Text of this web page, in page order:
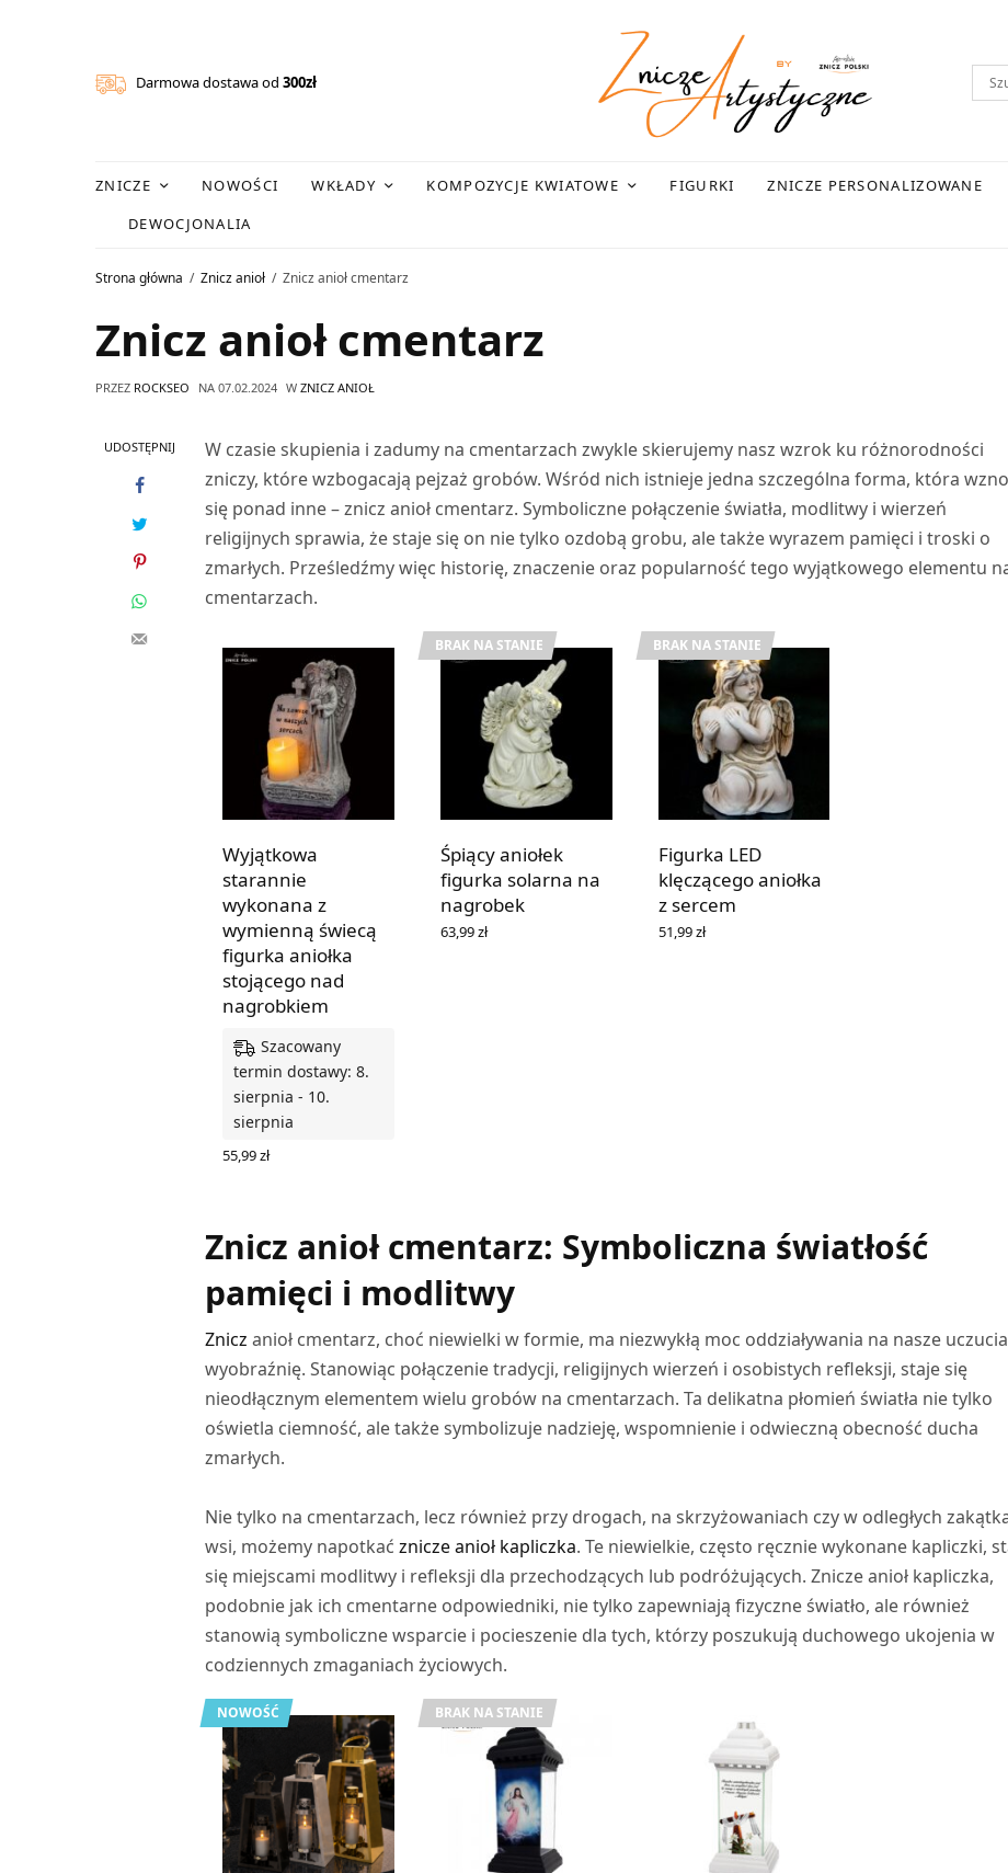
Darmowa dostawa od300zł
ZNICZE NOWOŚCI WKŁADY KOMPOZYCJE KWIATOWE FIGURKI ZNICZE PERSONALIZOWANE
DEWOCJONALIA
Strona główna Znicz anioł Znicz anioł cmentarz
Znicz anioł cmentarz
PRZEZ ROCKSEO NA 07.02.2024 W ZNICZ ANIOŁ
UDOSTĘPNIJ
W czasie skupienia i zadumy na cmentarzach zwykle skierujemy nasz wzrok ku różnorodności
zniczy, które wzbogacają pejzaż grobów. Wśród nich istnieje jedna szczególna forma, która
się ponad inne – znicz anioł cmentarz. Symboliczne połączenie światła, modlitwy i wierzeń
religijnych sprawia, że staje się on nie tylko ozdobą grobu, ale także wyrazem pamięci i troski o
zmarłych. Prześledźmy więc historię, znaczenie oraz popularność tego wyjątkowego elementu
cmentarzach.
Wyjątkowa
starannie
wykonana z
wymienną świecą
figurka aniołka
stojącego nad
nagrobkiem
Szacowany
termin dostawy: 8.
sierpnia - 10.
sierpnia
55,99zł
BRAK NA STANIE
Śpiący aniołek
figurka solarna na
nagrobek
63,99zł
BRAK NA STANIE
Figurka LED
klęczącego aniołka
z sercem
51,99zł
Znicz anioł cmentarz: Symboliczna światłość
pamięci i modlitwy
Znicz anioł cmentarz, choć niewielki w formie, ma niezwykłą moc oddziaływania na nasze
wyobraźnię. Stanowiąc połączenie tradycji, religijnych wierzeń i osobistych refleksji, staje się
nieodłącznym elementem wielu grobów na cmentarzach. Ta delikatna płomień światła nie tylko
oświetla ciemność, ale także symbolizuje nadzieję, wspomnienie i odwieczną obecność ducha
zmarłych.
Nie tylko na cmentarzach, lecz również przy drogach, na skrzyżowaniach czy w odległych
wsi, możemy napotkaćznicze anioł kapliczka. Te niewielkie, często ręcznie wykonane kapliczki,
się miejscami modlitwy i refleksji dla przechodzących lub podróżujących. Znicze anioł kapliczka,
podobnie jak ich cmentarne odpowiedniki, nie tylko zapewniają fizyczne światło, ale również
stanowią symboliczne wsparcie i pocieszenie dla tych, którzy poszukują duchowego ukojenia w
codziennych zmaganiach życiowych.
NOWOŚĆ BRAK NA STANIE